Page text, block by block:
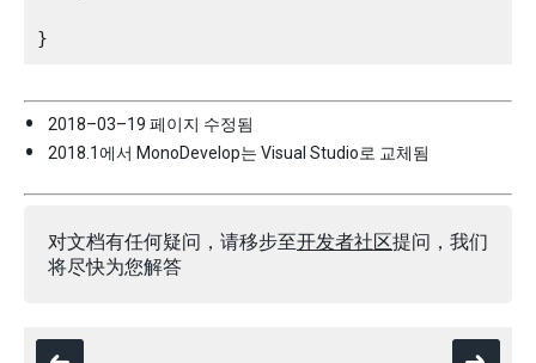
2018–03–19 페이지 수정됨
2018.1에서 MonoDevelop는 Visual Studio로 교체됨
对文档有任何疑问，请移步至开发者社区提问，我们
将尽快为您解答